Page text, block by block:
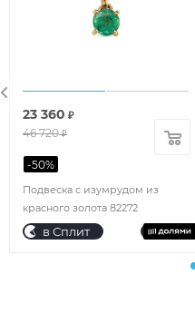
Подвеска с изумрудом из
красного золота 82272
23 360 ₽
46 720₽
-50%
в Сплит